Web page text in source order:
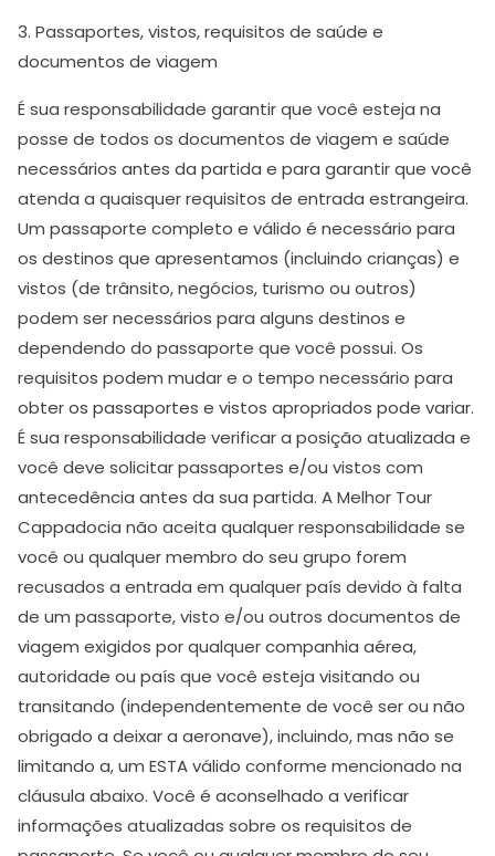
3. Passaportes, vistos, requisitos de saúde e
documentos de viagem
É sua responsabilidade garantir que você esteja na
posse de todos os documentos de viagem e saúde
necessários antes da partida e para garantir que você
atenda a quaisquer requisitos de entrada estrangeira.
Um passaporte completo e válido é necessário para
os destinos que apresentamos (incluindo crianças) e
vistos (de trânsito, negócios, turismo ou outros)
podem ser necessários para alguns destinos e
dependendo do passaporte que você possui. Os
requisitos podem mudar e o tempo necessário para
obter os passaportes e vistos apropriados pode variar.
É sua responsabilidade verificar a posição atualizada e
você deve solicitar passaportes e/ou vistos com
antecedência antes da sua partida. A Melhor Tour
Cappadocia não aceita qualquer responsabilidade se
você ou qualquer membro do seu grupo forem
recusados a entrada em qualquer país devido à falta
de um passaporte, visto e/ou outros documentos de
viagem exigidos por qualquer companhia aérea,
autoridade ou país que você esteja visitando ou
transitando (independentemente de você ser ou não
obrigado a deixar a aeronave), incluindo, mas não se
limitando a, um ESTA válido conforme mencionado na
cláusula abaixo. Você é aconselhado a verificar
informações atualizadas sobre os requisitos de